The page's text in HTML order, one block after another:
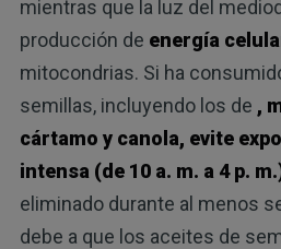
mientras que la luz del
producción de energía
mitocondrias. Si ha
semillas, incluyendo los de ,
cártamo y canola, evite
intensa (de 10 a. m. a 4 p.
eliminado durante al menos
debe a que los aceites de